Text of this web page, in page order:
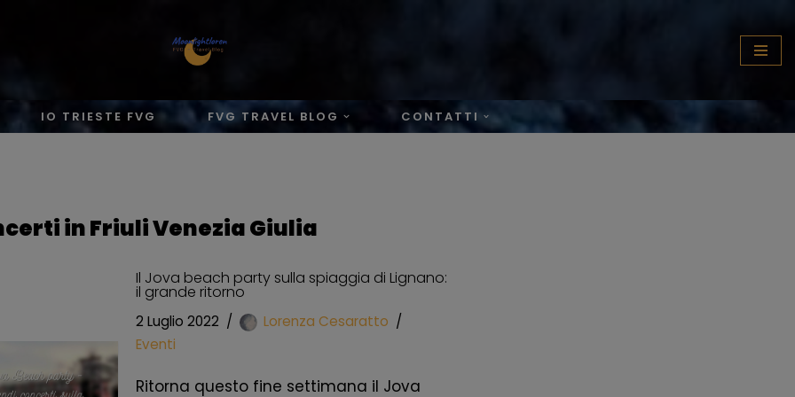
IO TRIESTE FVG FVG TRAVEL BLOG CONTATTI
in Friuli Venezia Giulia
Il Jova beach party sulla spiaggia di Lignano:
il grande ritorno
2 Luglio 2022
Lorenza Cesaratto
Eventi
Ritorna questo fine settimana il Jova